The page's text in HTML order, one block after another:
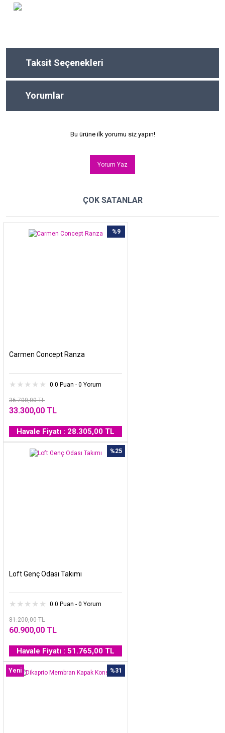
Taksit Seçenekleri
Yorumlar
Bu ürüne ilk yorumu siz yapın!
Yorum Yaz
ÇOK SATANLAR
%9
Carmen Concept Ranza
0.0 Puan - 0 Yorum
36.700,00 TL
33.300,00 TL
Havale Fiyatı : 28.305,00 TL
%25
Loft Genç Odası Takımı
0.0 Puan - 0 Yorum
81.200,00 TL
60.900,00 TL
Havale Fiyatı : 51.765,00 TL
%31
Yeni